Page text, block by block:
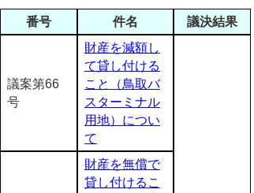
番号 件名 議決結果
議案第66
号
財産を減額し
て貸し付ける
こと（鳥取バ
スターミナル
用地）につい
て
財産を無償で
貸し付けるこ